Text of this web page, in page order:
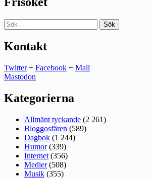
Sök
efter:
Kontakt
Twitter+ Facebook + Mail
Mastodon
Kategorierna
Allmänt tyckande (2 261)
Bloggosfären (589)
Dagbok (1 244)
Humor(339)
Internet (356)
Medier(508)
Musik (355)